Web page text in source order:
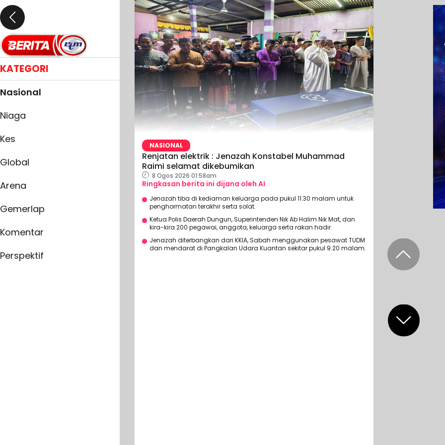
KATEGORI
Nasional
Niaga
Kes
Global
Arena
Gemerlap
Komentar
Perspektif
NASIONAL
Renjatan elektrik : Jenazah Konstabel Muhammad
Raimi selamat dikebumikan
8 Ogos 2026 01:58am
Ringkasan berita ini dijana oleh AI
Jenazah tiba di kediaman keluarga pada pukul 11.30 malam untuk
penghormatan terakhir serta solat.
Ketua Polis Daerah Dungun, Superintenden Nik Ab Halim Nik Mat, dan
kira-kira 200 pegawai, anggota, keluarga serta rakan hadir.
Jenazah diterbangkan dari KKIA, Sabah menggunakan pesawat TUDM
dan mendarat di Pangkalan Udara Kuantan sekitar pukul 9.20 malam.